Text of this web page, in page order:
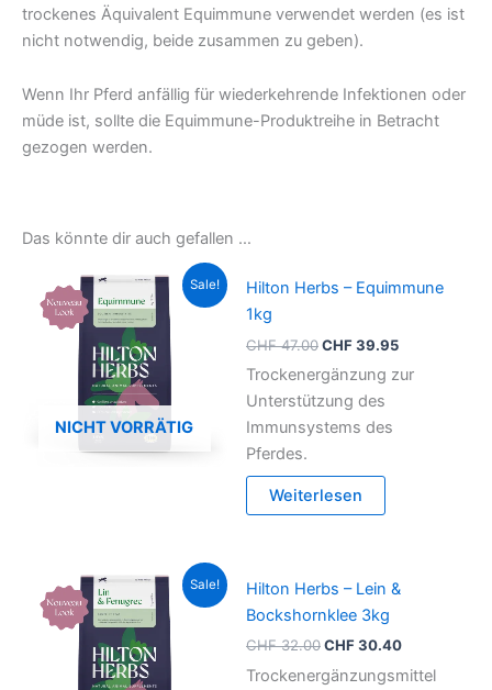
trockenes Äquivalent Equimmune verwendet werden (es ist
nicht notwendig, beide zusammen zu geben).
Wenn Ihr Pferd anfällig für wiederkehrende Infektionen oder
müde ist, sollte die Equimmune-Produktreihe in Betracht
gezogen werden.
Das könnte dir auch gefallen …
Sale!
NICHT VORRÄTIG
Hilton Herbs – Equimmune
1kg
CHF47.00
Preis
CHF39.95
Preis
Trockenergänzung zur
Unterstützung des
Immunsystems des
Pferdes.
Weiterlesen
Sale!
Hilton Herbs – Lein &
Bockshornklee 3kg
CHF32.00
Preis
war:
CHF 32.00
CHF30.40
Trockenergänzungsmittel